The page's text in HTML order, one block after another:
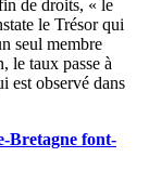
de droits, « le
le Trésor qui
seul membre
le taux passe à
est observé dans
Bretagne font-